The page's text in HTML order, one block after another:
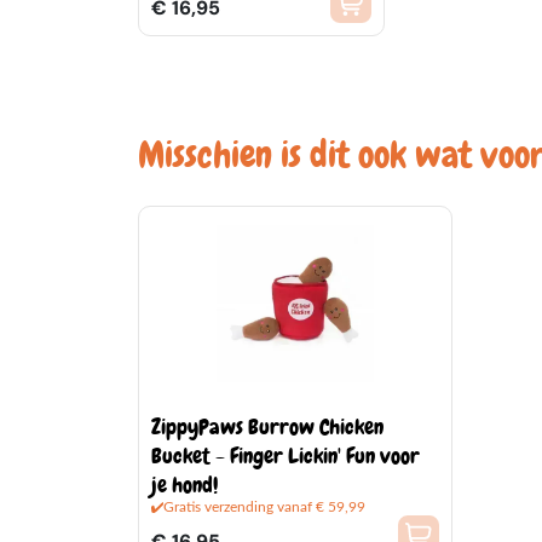
€ 16,95
Misschien is dit ook wat
ZippyPaws Burrow Chicken
Bucket - Finger Lickin' Fun voor
je hond!
Gratis verzending vanaf € 59,99